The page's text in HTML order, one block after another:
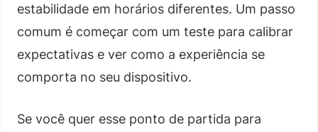
estabilidade em horários diferentes. Um passo
comum é começar com um teste para calibrar
expectativas e ver como a experiência se
comporta no seu dispositivo.
Se você quer esse ponto de partida para